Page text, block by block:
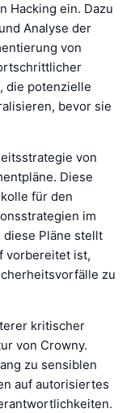
Hacking ein. Dazu
Analyse der
von
die potenzielle
bevor sie
von
Diese
für den
im
Pläne stellt
vorbereitet ist,
zu
kritischer
von Crowny.
zu sensiblen
auf autorisiertes